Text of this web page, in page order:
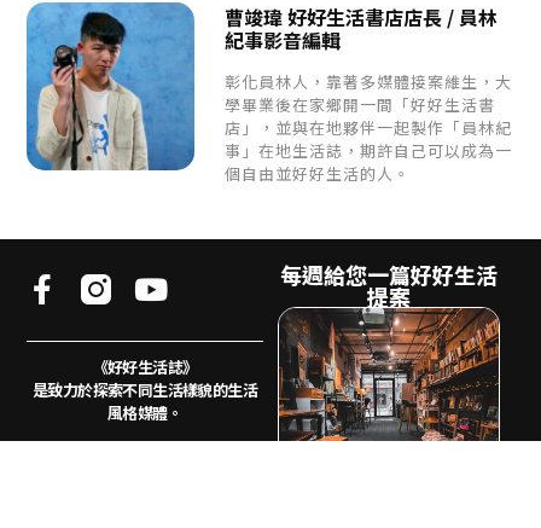
曹竣瑋 好好生活書店店長 / 員林
紀事影音編輯
彰化員林人，靠著多媒體接案維生，大
學畢業後在家鄉開一間「好好生活書
店」，並與在地夥伴一起製作「員林紀
事」在地生活誌，期許自己可以成為一
個自由並好好生活的人。
《好好生活誌》
是致力於探索不同生活樣貌的生活
風格媒體。
每週給您一篇好好生活
提案